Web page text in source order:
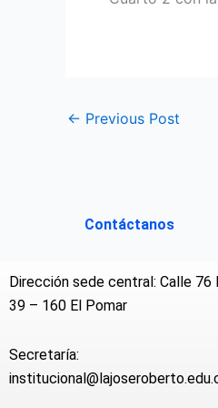
← Previous Post
Contáctanos
Dirección sede central: Calle 76
39 – 160 El Pomar
Secretaría: